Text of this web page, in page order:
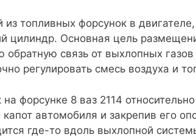
из топливных форсунок в
цилиндр. Основная цель
связь от выхлопных газов
регулировать смесь воздуха и
форсунке 8 ваз 2114
капот автомобиля и закрепив его
где-то вдоль выхлопной